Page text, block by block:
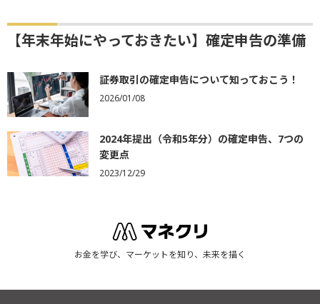
【年末年始にやっておきたい】確定申告の準備
証券取引の確定申告について知っておこう！
2026/01/08
2024年提出（令和5年分）の確定申告、7つの
変更点
2023/12/29
お金を学び、マーケットを知り、未来を描く